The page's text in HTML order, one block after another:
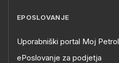
EPOSLOVANJE
Uporabniški portal Moj Petrol
ePoslovanje za podjetja